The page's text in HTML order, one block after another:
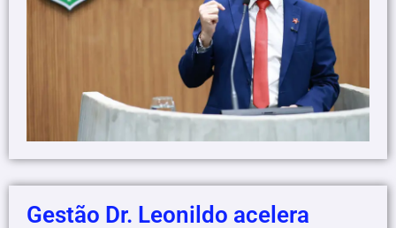
Gestão Dr. Leonildo acelera